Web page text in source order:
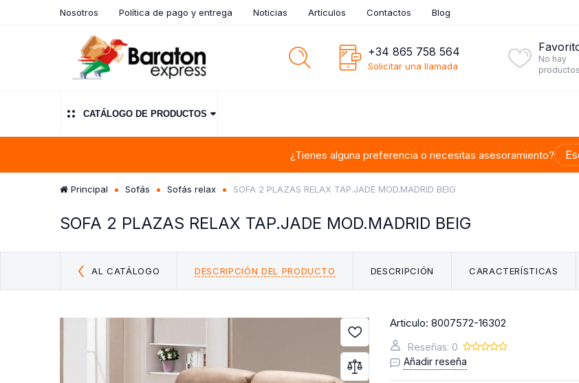
Nosotros Política de pago y entrega Noticias Artículos Contactos Blog
+34 865 758 564
Solicitar una llamada
No hay
productos
CATÁLOGO DE PRODUCTOS
¿Tienes alguna preferencia o necesitas asesoramiento?
Principal Sofás Sofás relax SOFA 2 PLAZAS RELAX TAP.JADE MOD.MADRID BEIG
SOFA 2 PLAZAS RELAX TAP.JADE MOD.MADRID BEIG
AL CATÁLOGO DESCRIPCIÓN DEL PRODUCTO DESCRIPCIÓN CARACTERÍSTICAS
Articulo: 8007572-16302
Reseñas: 0
Añadir reseña